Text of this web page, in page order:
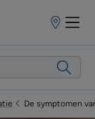
De symptomen